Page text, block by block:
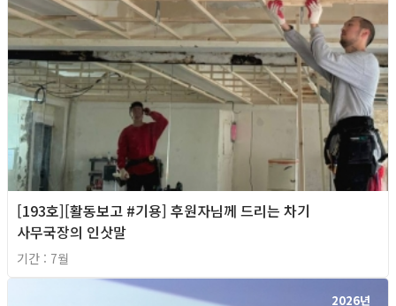
[193호][활동보고 #기용] 후원자님께 드리는 차기
사무국장의 인삿말
기간 : 7월
2026년